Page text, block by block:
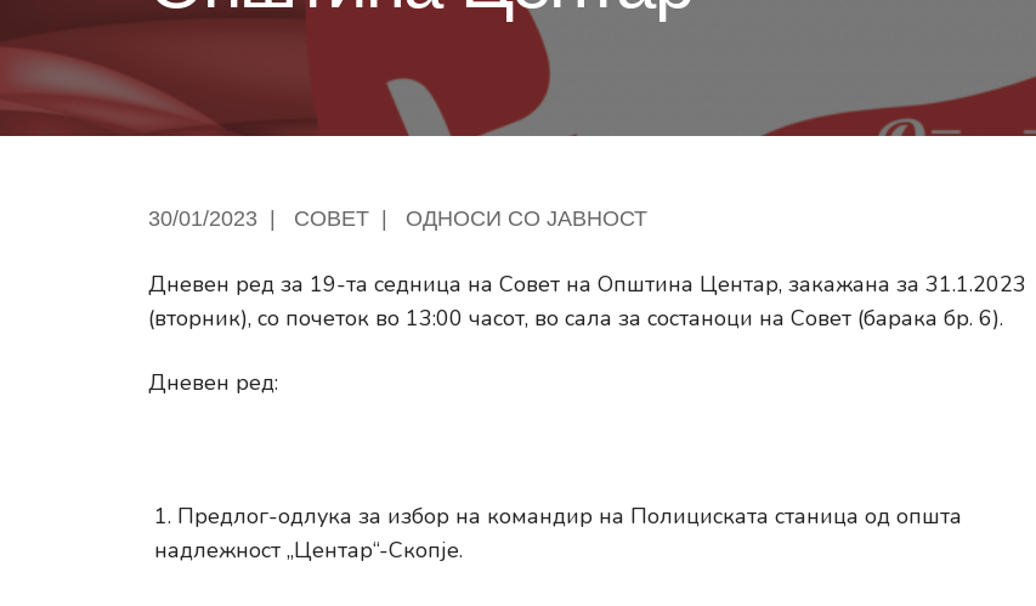
30/01/2023 СОВЕТ ОДНОСИ СО ЈАВНОСТ
Дневен ред за 19-та седница на Совет на Општина Центар, закажана за 31.1.2023
(вторник), со почеток во 13:00 часот, во сала за состаноци на Совет (барака бр. 6).
Дневен ред:
Предлог-одлука за избор на командир на Полициската станица од општа
надлежност „Центар“-Скопје.